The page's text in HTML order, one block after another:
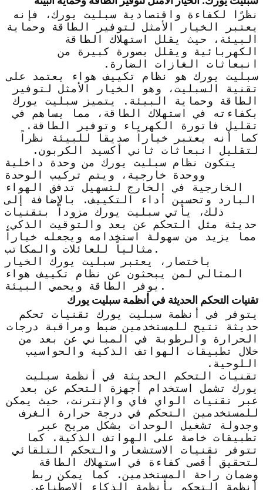
نظرًا لكفاءة واقتصادية سبليت يورك، فإنه
يعتبر الخيار الأمثل لتوفير الطاقة وحماية
البيئة، حيث يقلل استهلاك الطاقة
الكهربائية ويقلل بصورة كبيرة من
انبعاثات الغازات الضارة.
سبليت يورك هو نظام تكييف هواء يعتمد على
تقنية السبليت، وهو الخيار الأمثل لتوفير
الطاقة وحماية البيئة. يتميز سبليت يورك
بكفاءته في استهلاك الطاقة، مما يساهم في
تقليل فاتورة الكهرباء وتوفير الطاقة.
كما أنه يعتبر خياراً صديقاً للبيئة نظراً
لتقليل انبعاثات ثاني أكسيد الكربون.
يتكون نظام سبليت يورك من وحدة داخلية
ووحدة خارجية، ويتم تركيب الوحدة
الخارجية في الخارج لتسهيل تدفق الهواء
البارد وتحسين أداء التكييف. بالإضافة إلى
ذلك، يأتي سبليت يورك مزوداً بتقنيات
حديثة مثل التحكم عن بعد والتوقيت الذكي،
مما يزيد من سهولة استخدامه ويجعله خياراً
مثالياً للعائلات والمكاتب.
باختصار، يعتبر سبليت يورك الخيار
المثالي لمن يبحثون عن نظام تكييف هواء
يوفر الطاقة ويحمي البيئة.
تقنيات التحكم الحديثة في أنظمة سبليت يورك
يتوفر في أنظمة سبليت يورك تقنيات تحكم
حديثة تتيح للمستخدمين ضبط ومراقبة درجات
الحرارة والرطوبة في المباني عن بعد من
خلال تطبيقات الهواتف الذكية والحواسيب
اللوحية.
تقنيات التحكم الحديثة في أنظمة سبليت
يورك تشمل استخدام أجهزة التحكم عن بعد
عبر تقنيات الواي فاي والإنترنت، حيث يمكن
للمستخدمين التحكم في درجة حرارة الغرف
وجدولة تشغيل الوحدات بشكل مريح عبر
تطبيقات خاصة على الهواتف الذكية. كما
تتوفر تقنيات الاستشعار والتحكم التلقائي
لتحقيق أقصى كفاءة في استهلاك الطاقة
وضمان راحة المستخدمين. كما يمكن ربط
أنظمة التحكم بأنظمة الذكاء الاصطناعي